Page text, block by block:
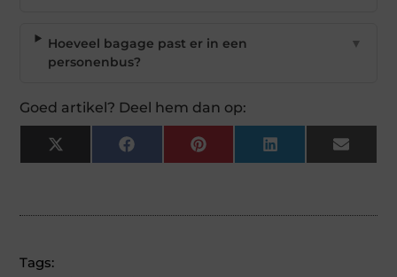
Hoeveel bagage past er in een
personenbus?
▼
Goed artikel? Deel hem dan op:
X
(Twitter)
Facebook Pinterest LinkedIn Email
Tags: